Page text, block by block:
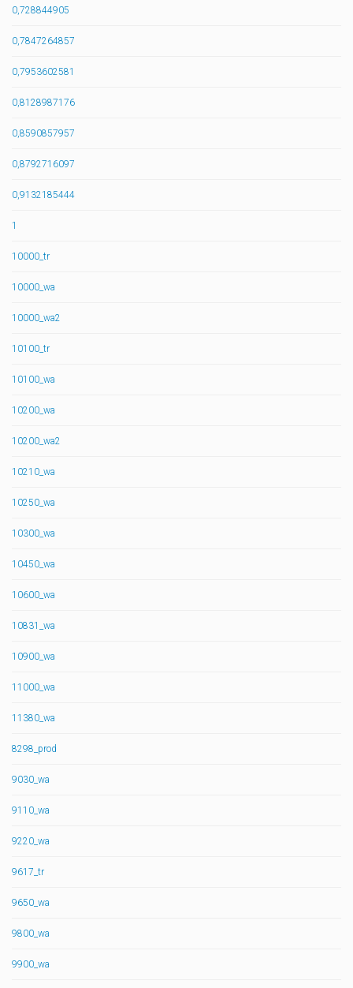
0,728844905
0,7847264857
0,7953602581
0,8128987176
0,8590857957
0,8792716097
0,9132185444
1
10000_tr
10000_wa
10000_wa2
10100_tr
10100_wa
10200_wa
10200_wa2
10210_wa
10250_wa
10300_wa
10450_wa
10600_wa
10831_wa
10900_wa
11000_wa
11380_wa
8298_prod
9030_wa
9110_wa
9220_wa
9617_tr
9650_wa
9800_wa
9900_wa